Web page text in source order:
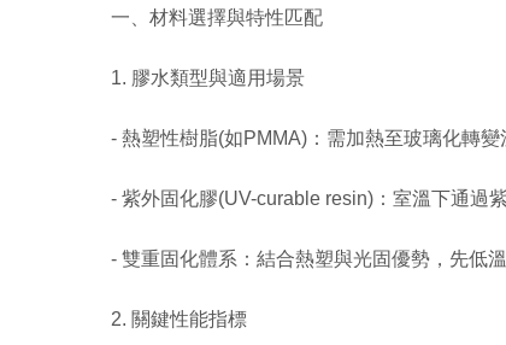
一、材料選擇與特性匹配
1. 膠水類型與適用場景
- 熱塑性樹脂(如PMMA)：需加熱至玻璃化轉變
- 紫外固化膠(UV-curable resin)：室溫下通過紫
- 雙重固化體系：結合熱塑與光固優勢，先低溫
2. 關鍵性能指標